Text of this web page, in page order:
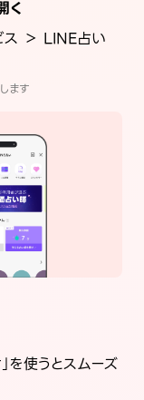
く
ス ＞ LINE占い
ます
を使うとスムーズ